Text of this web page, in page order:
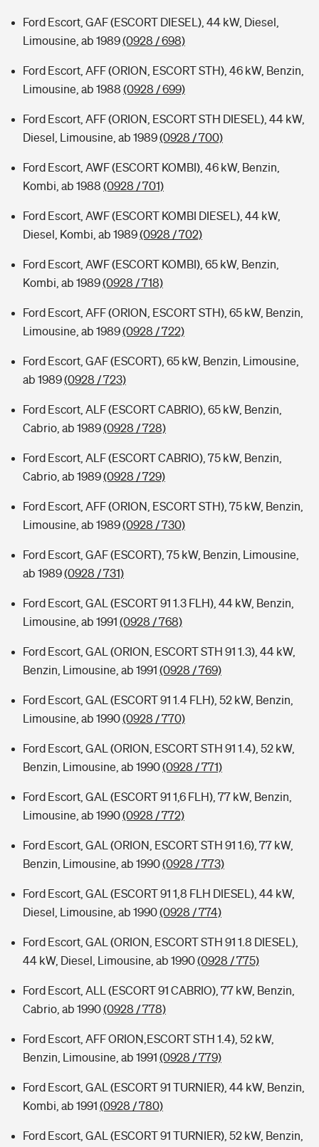
Ford Escort, GAF (ESCORT DIESEL), 44 kW, Diesel,
Limousine, ab 1989(0928 / 698)
Ford Escort, AFF (ORION, ESCORT STH), 46 kW, Benzin,
Limousine, ab 1988 (0928 / 699)
Ford Escort, AFF (ORION, ESCORT STH DIESEL), 44 kW,
Diesel, Limousine, ab 1989(0928 / 700)
Ford Escort, AWF (ESCORT KOMBI), 46 kW, Benzin,
Kombi, ab 1988 (0928 / 701)
Ford Escort, AWF (ESCORT KOMBI DIESEL), 44 kW,
Diesel, Kombi, ab 1989(0928 / 702)
Ford Escort, AWF (ESCORT KOMBI), 65 kW, Benzin,
Kombi, ab 1989(0928 / 718)
Ford Escort, AFF (ORION, ESCORT STH), 65 kW, Benzin,
Limousine, ab 1989(0928 / 722)
Ford Escort, GAF (ESCORT), 65 kW, Benzin, Limousine,
ab 1989(0928 / 723)
Ford Escort, ALF (ESCORT CABRIO), 65 kW, Benzin,
Cabrio, ab 1989(0928 / 728)
Ford Escort, ALF (ESCORT CABRIO), 75 kW, Benzin,
Cabrio, ab 1989(0928 / 729)
Ford Escort, AFF (ORION, ESCORT STH), 75 kW, Benzin,
Limousine, ab 1989(0928 / 730)
Ford Escort, GAF (ESCORT), 75 kW, Benzin, Limousine,
ab 1989(0928 / 731)
Ford Escort, GAL (ESCORT 91 1.3 FLH), 44 kW, Benzin,
Limousine, ab 1991 (0928 / 768)
Ford Escort, GAL (ORION, ESCORT STH 91 1.3), 44 kW,
Benzin, Limousine, ab 1991 (0928 / 769)
Ford Escort, GAL (ESCORT 91 1.4 FLH), 52 kW, Benzin,
Limousine, ab 1990(0928 / 770)
Ford Escort, GAL (ORION, ESCORT STH 91 1.4), 52 kW,
Benzin, Limousine, ab 1990(0928 / 771)
Ford Escort, GAL (ESCORT 91 1,6 FLH), 77 kW, Benzin,
Limousine, ab 1990(0928 / 772)
Ford Escort, GAL (ORION, ESCORT STH 91 1.6), 77 kW,
Benzin, Limousine, ab 1990(0928 / 773)
Ford Escort, GAL (ESCORT 91 1,8 FLH DIESEL), 44 kW,
Diesel, Limousine, ab 1990(0928 / 774)
Ford Escort, GAL (ORION, ESCORT STH 91 1.8 DIESEL),
44 kW, Diesel, Limousine, ab 1990(0928 / 775)
Ford Escort, ALL (ESCORT 91 CABRIO), 77 kW, Benzin,
Cabrio, ab 1990(0928 / 778)
Ford Escort, AFF ORION,ESCORT STH 1.4), 52 kW,
Benzin, Limousine, ab 1991 (0928 / 779)
Ford Escort, GAL (ESCORT 91 TURNIER), 44 kW, Benzin,
Kombi, ab 1991 (0928 / 780)
Ford Escort, GAL (ESCORT 91 TURNIER), 52 kW, Benzin,